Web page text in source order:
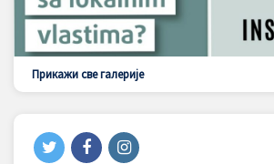
Прикажи све галерије